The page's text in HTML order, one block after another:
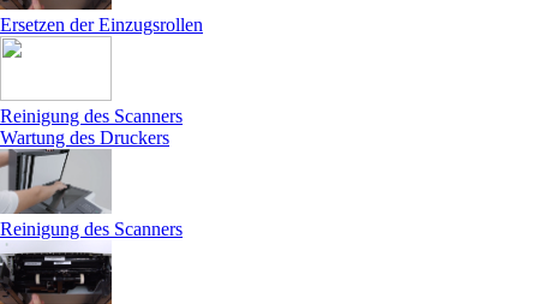
Ersetzen der Einzugsrollen
Reinigung des Scanners
Wartung des Druckers
Reinigung des Scanners